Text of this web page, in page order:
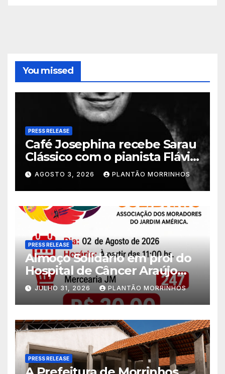
You missed
PRESS RELEASE
Café Josephina recebe Sarau
Clássico com o pianista Flávio
Varani nesta terça-feira
AGOSTO 3, 2026 PLANTÃO MORRINHOS
PRESS RELEASE
Almoço Solidário em prol do
Hospital de Câncer Araújo
Jorge é realizado no Jardim
América
JULHO 31, 2026 PLANTÃO MORRINHOS
PRESS RELEASE